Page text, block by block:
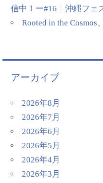
信中！ー#16｜沖縄フェ
Rooted in the Cosmos
アーカイブ
2026年8月
2026年7月
2026年6月
2026年5月
2026年4月
2026年3月